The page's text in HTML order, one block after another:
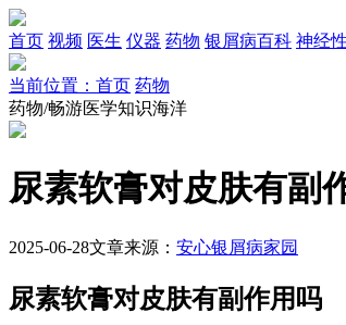
首页 视频 医生 仪器 药物 银屑病百科 神经
当前位置：首页 药物
药物/畅游医学知识海洋
尿素软膏对皮肤有副
2025-06-28文章来源： 安心银屑病家园
尿素软膏对皮肤有副作用吗